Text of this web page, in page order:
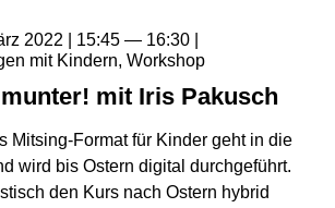
2022 15:45
16:30
mit Kindern Workshop
mit Iris Pakusch
Mitsing-Format für Kinder geht in die
wird bis Ostern digital durchgeführt.
den Kurs nach Ostern hybrid